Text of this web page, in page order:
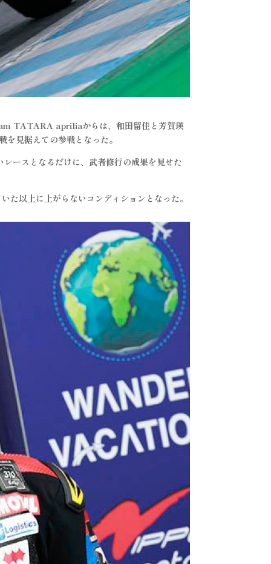
TATARA apriliaからは、和田留佳と芳賀瑛
見据えての参戦となった。
ースとなるだけに、武者修行の成果を見せた
以上に上がらないコンディションとなった。